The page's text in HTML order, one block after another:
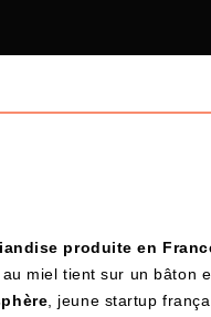
ENTREPRISE
produite en
miel tient sur un bâton
, jeune startup